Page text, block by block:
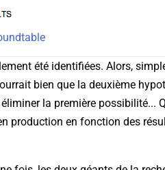
été identifiées. Alors,
bien que la deuxième
la première possibilité...
production en fonction des